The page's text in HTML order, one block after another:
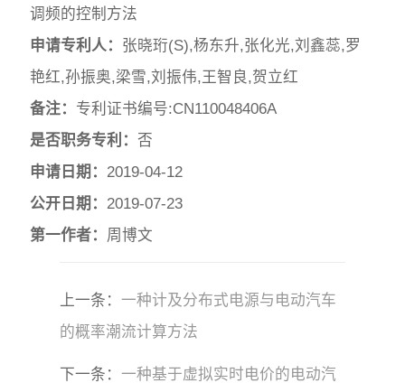
调频的控制方法
申请专利人： 张晓珩(S),杨东升,张化光,刘鑫蕊,罗
艳红,孙振奥,梁雪,刘振伟,王智良,贺立红
备注： 专利证书编号:CN110048406A
是否职务专利： 否
申请日期： 2019-04-12
公开日期： 2019-07-23
第一作者： 周博文
上一条： 一种计及分布式电源与电动汽车
的概率潮流计算方法
下一条： 一种基于虚拟实时电价的电动汽